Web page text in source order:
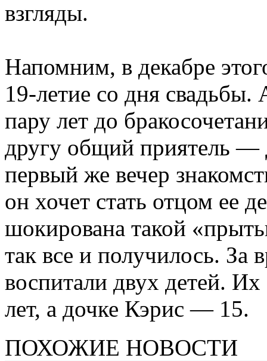
взгляды.
Напомним, в декабре
19-летие со дня свадьбы.
пару лет до
другу общий приятель
первый же вечер
он хочет стать отцом ее
шокирована такой
так все и получилось. За
воспитали двух детей.
лет, а дочке Кэрис — 15.
ПОХОЖИЕ НОВОСТИ